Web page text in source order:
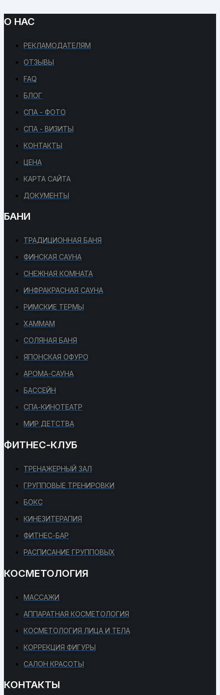
О НАС
РЕКЛАМОДАТЕЛЯМ
ОТЗЫВЫ
FAQ
БЛОГ
СПА - ФОТО
СПА - ВИЗИТЫ
КОНТАКТЫ
ЦЕНА
КАРТА САЙТА
ДОКУМЕНТЫ
БАНИ
ТРАДИЦИОННАЯ БАНЯ
ФИНСКАЯ САУНА
СНЕЖНАЯ КОМНАТА
ИНФРАКРАСНАЯ САУНА
РИМСКИЕ ТЕРМЫ
ХАММАМ
СОЛЯНАЯ БАНЯ
ЯПОНСКАЯ ОФУРО
АРОМА-САУНА
БАССЕЙН
СПА-КИНОТЕАТР
МИР ДЕТСТВА
ФИТНЕС-КЛУБ
ТРЕНАЖЕРНЫЙ ЗАЛ
ГРУППОВЫЕ ТРЕНИРОВКИ
БОКС
КИНЕЗИТЕРАПИЯ
ФИТНЕС-БАР
РАСПИСАНИЕ ГРУППОВЫХ
КОСМЕТОЛОГИЯ
МАССАЖИ
АППАРАТНАЯ КОСМЕТОЛОГИЯ
КОСМЕТОЛОГИЯ ЛИЦА И ТЕЛА
КОРРЕКЦИЯ ФИГУРЫ
САЛОН КРАСОТЫ
КОНТАКТЫ